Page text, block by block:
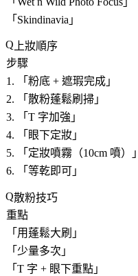
「 Skindinavia 」
上妝順序
步驟
1. 「 粉底 + 遮瑕完成 」
2. 「 散粉蓬鬆刷掃 」
3. 「 T 字加強 」
4. 「 眼下定妝 」
5. 「 定妝噴霧（10cm 噴） 」
6. 「 等乾即可 」
散粉技巧
重點
「 用蓬鬆大刷 」
「 少量多次 」
「 T 字 + 眼下重點 」